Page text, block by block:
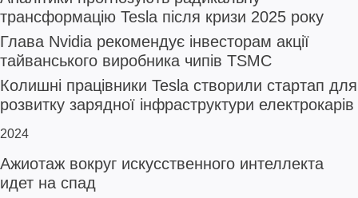
трансформацію Tesla після кризи 2025 року
Глава Nvidia рекомендує інвесторам акції
тайванського виробника чипів TSMC
Колишні працівники Tesla створили стартап для
розвитку зарядної інфраструктури електрокарів
2024
Ажиотаж вокруг искусственного интеллекта
идет на спад